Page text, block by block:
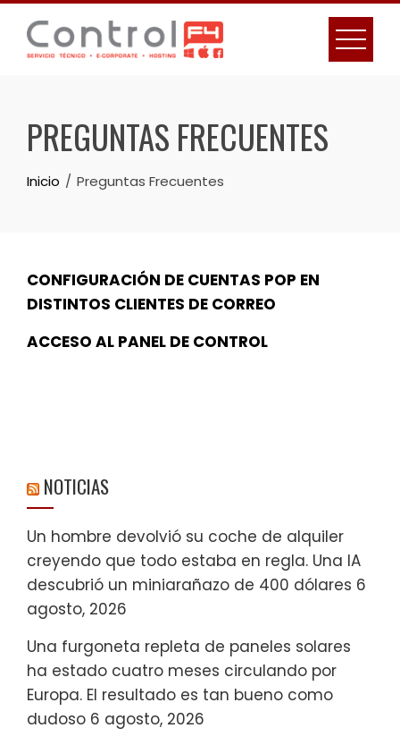
Skip
content
PREGUNTAS FRECUENTES
Inicio Preguntas Frecuentes
CONFIGURACIÓN DE CUENTAS POP EN
DISTINTOS CLIENTES DE CORREO
ACCESO AL PANEL DE CONTROL
NOTICIAS
Un hombre devolvió su coche de alquiler
creyendo que todo estaba en regla. Una IA
descubrió un miniarañazo de 400 dólares 6
agosto, 2026
Una furgoneta repleta de paneles solares
ha estado cuatro meses circulando por
Europa. El resultado es tan bueno como
dudoso 6 agosto, 2026